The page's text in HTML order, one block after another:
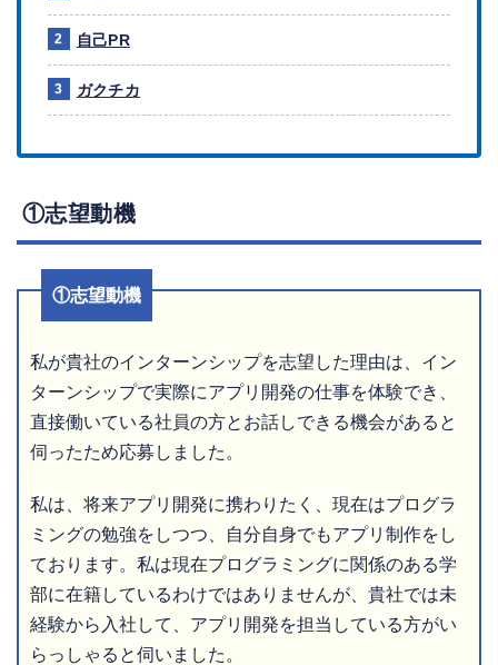
自己PR
ガクチカ
①志望動機
①志望動機
私が貴社のインターンシップを志望した理由は、イン
ターンシップで実際にアプリ開発の仕事を体験でき、
直接働いている社員の方とお話しできる機会があると
伺ったため応募しました。
私は、将来アプリ開発に携わりたく、現在はプログラ
ミングの勉強をしつつ、自分自身でもアプリ制作をし
ております。私は現在プログラミングに関係のある学
部に在籍しているわけではありませんが、貴社では未
経験から入社して、アプリ開発を担当している方がい
らっしゃると伺いました。